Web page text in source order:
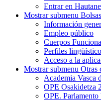
Entrar en
Mostrar submenu
Información
Empleo público
Cuerpos
Perfiles
Acceso a la
Mostrar submenu Otras
Academia Vasca
OPE Osakidetza
OPE. Parlamento